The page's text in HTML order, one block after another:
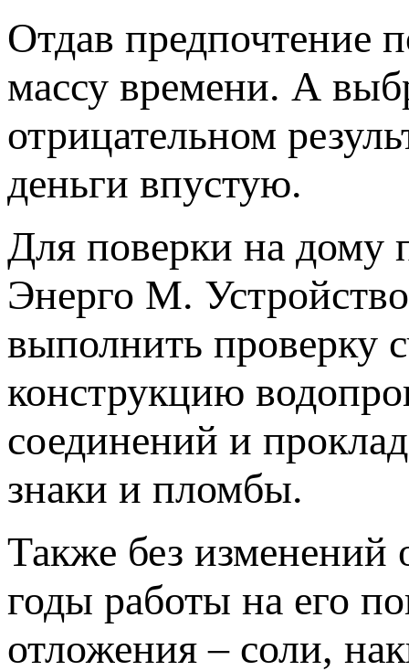
Отдав предпочтение
массу времени. А
отрицательном
деньги впустую.
Для поверки на дому
Энерго М.
выполнить проверку
конструкцию
соединений и
знаки и пломбы.
Также без изменений
годы работы на его
отложения ‒ соли,